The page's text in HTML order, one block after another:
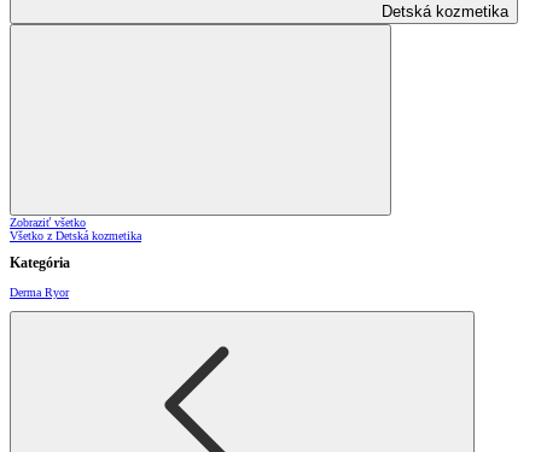
Detská kozmetika
Zobraziť všetko
Všetko z Detská kozmetika
Kategória
Derma Ryor